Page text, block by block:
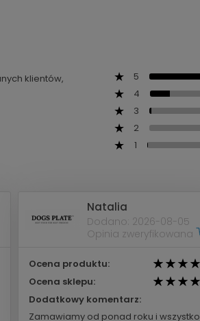
klientów,
5
4
3
2
1
Natalia
Dodano: 2026-08-05
Opinia zweryfikowana
Ocena produktu:
Ocena sklepu:
Dodatkowy komentarz:
Zamawiamy od ponad roku i wszystko